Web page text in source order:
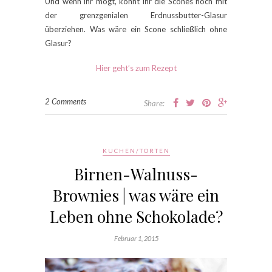
der grenzgenialen Erdnussbutter-Glasur
überziehen. Was wäre ein Scone schließlich ohne
Glasur?
Hier geht’s zum Rezept
2 Comments Share:
KUCHEN/TORTEN
Birnen-Walnuss-
Brownies | was wäre ein
Leben ohne Schokolade?
Februar 1, 2015